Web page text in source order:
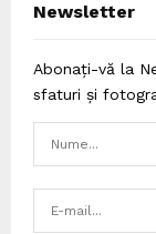
Newsletter
Abonați-vă la
sfaturi și